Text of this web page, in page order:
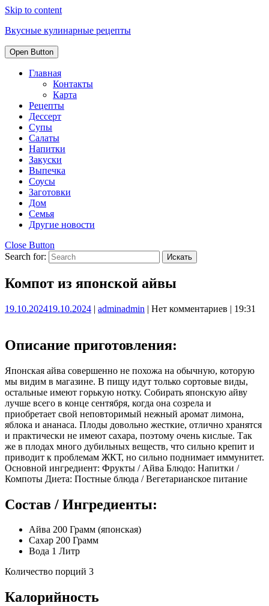
Skip to content
Вкусные кулинарные рецепты
Open Button
Главная
Контакты
Карта
Рецепты
Дессерт
Супы
Салаты
Напитки
Закуски
Выпечка
Соусы
Заготовки
Дом
Семья
Другие новости
Close Button
Search for:
Компот из японской айвы
19.10.202419.10.2024 | adminadmin | Нет комментариев | 19:31
Описание приготовления:
Японская айва совершенно не похожа на обычную, которую
мы видим в магазине. В пищу идут только сортовые виды,
остальные имеют горькую нотку. Собирать японскую айву
лучше всего в конце сентября, когда она созрела и
приобретает свой неповторимый нежный аромат лимона,
яблока и ананаса. Плоды довольно жесткие, отлично хранятся
и практически не имеют сахара, поэтому очень кислые. Так
же в плодах много дубильных веществ, что сильно крепит и
приводит к проблемам ЖКТ, но сильно поднимает иммунитет.
Основной ингредиент: Фрукты / Айва Блюдо: Напитки /
Компоты Диета: Постные блюда / Вегетарианское питание
Состав / Ингредиенты:
Айва 200 Грамм (японская)
Сахар 200 Грамм
Вода 1 Литр
Количество порций 3
Калорийность